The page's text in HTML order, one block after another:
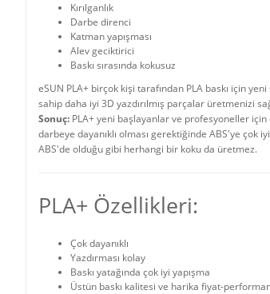
Kırılganlık
Darbe direnci
Katman yapışması
Alev geciktirici
Baskı sırasında kokusuz
eSUN PLA+ birçok kişi tarafından PLA baskı için
sahip daha iyi 3D yazdırılmış parçalar üretmenizi
Sonuç: PLA+ yeni başlayanlar ve profesyoneller için
darbeye dayanıklı olması gerektiğinde ABS'ye çok
ABS'de olduğu gibi herhangi bir koku da üretmez.
PLA+ Özellikleri:
Çok dayanıklı
Yazdırması kolay
Baskı yatağında çok iyi yapışma
Üstün baskı kalitesi ve harika fiyat-